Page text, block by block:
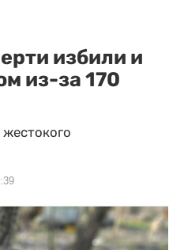
избили и
из-за 170